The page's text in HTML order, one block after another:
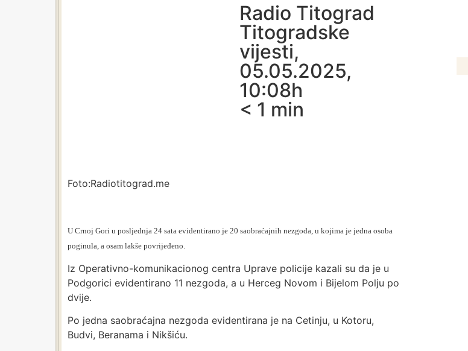
Radio Titograd
Titogradske
vijesti,
05.05.2025,
10:08h
< 1 min
Foto:Radiotitograd.me
U Crnoj Gori u posljednja 24 sata evidentirano je 20 saobraćajnih nezgoda, u kojima je jedna osoba
poginula, a osam lakše povrijeđeno.
Iz Operativno-komunikacionog centra Uprave policije kazali su da je u
Podgorici evidentirano 11 nezgoda, a u Herceg Novom i Bijelom Polju po
dvije.
Po jedna saobraćajna nezgoda evidentirana je na Cetinju, u Kotoru,
Budvi, Beranama i Nikšiću.